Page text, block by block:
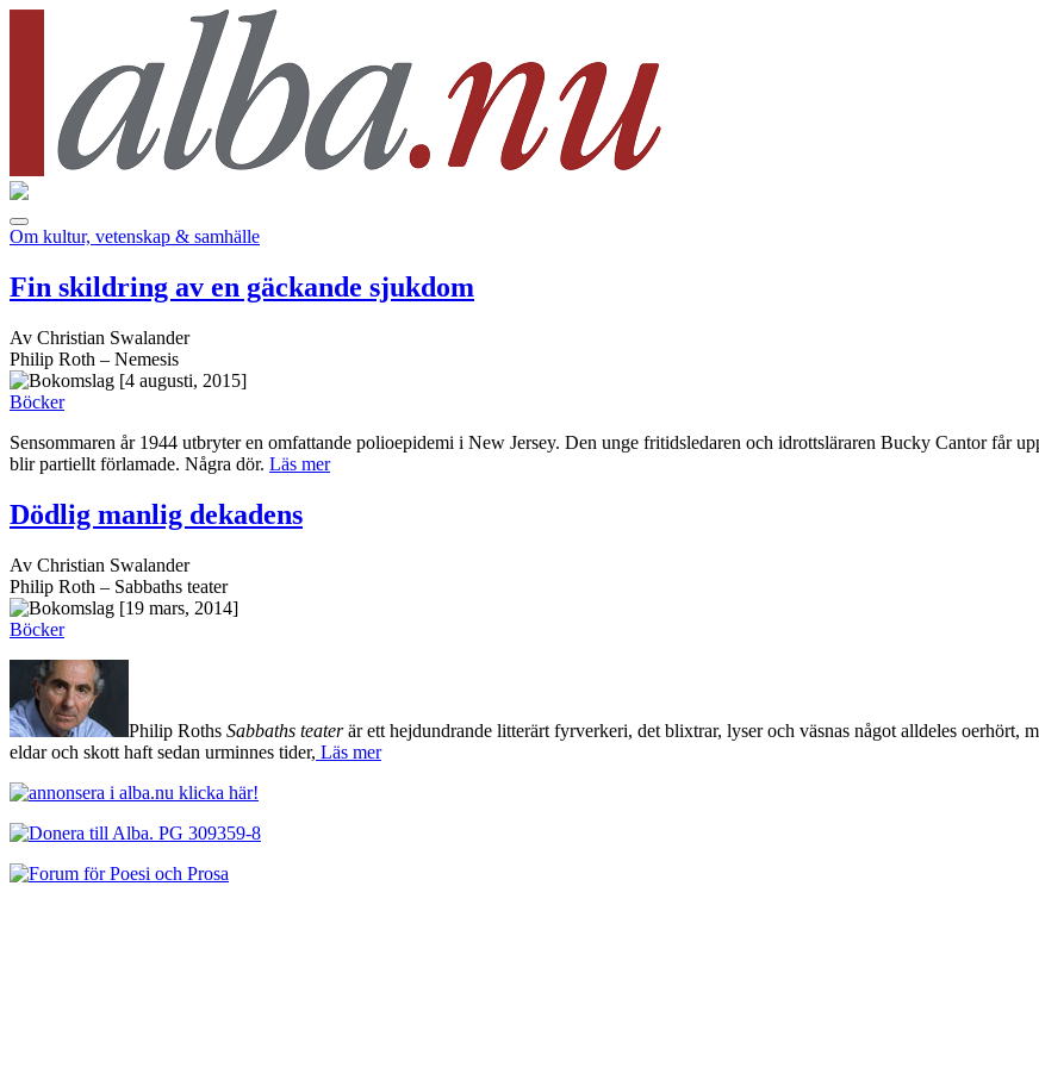
Om kultur, vetenskap & samhälle
Fin skildring av en gäckande sjukdom
Av Christian Swalander
Philip Roth – Nemesis
[4 augusti, 2015]
Böcker
Sensommaren år 1944 utbryter en omfattande polioepidemi i New Jersey. Den unge fritidsledaren och idrottsläraren Bucky Cantor får
blir partiellt förlamade. Några dör. Läs mer
Dödlig manlig dekadens
Av Christian Swalander
Philip Roth – Sabbaths teater
[19 mars, 2014]
Böcker
Philip Roths Sabbaths teaterär ett hejdundrande litterärt fyrverkeri, det blixtrar, lyser och väsnas något alldeles oerhört,
eldar och skott haft sedan urminnes tider, Läs mer